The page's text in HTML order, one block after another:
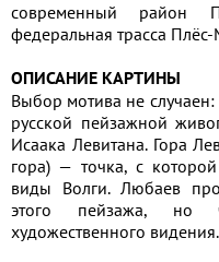
современный район
федеральная трасса
ОПИСАНИЕ КАРТИНЫ
Выбор мотива не
русской пейзажной
Исаака Левитана. Гора
гора) — точка, с
виды Волги. Любаев
этого пейзажа, но
художественного видения.